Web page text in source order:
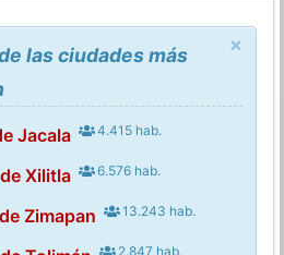
×
las ciudades más
Jacala 4.415 hab.
Xilitla 6.576 hab.
Zimapan 13.243 hab.
2.847 hab.